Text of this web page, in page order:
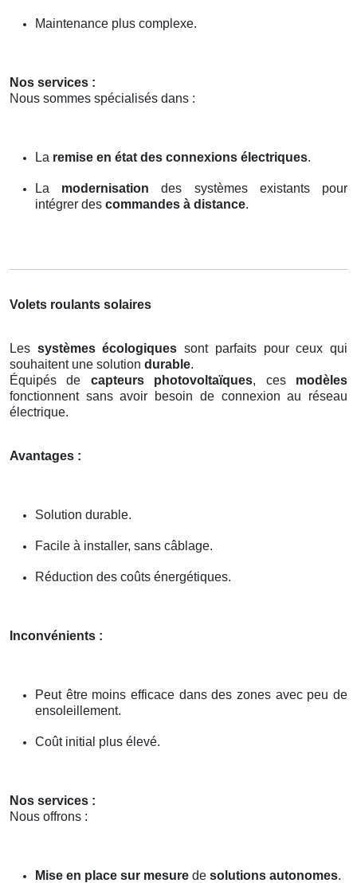
Maintenance plus complexe.
Nos services :
Nous sommes spécialisés dans :
La remise en état des connexions électriques.
La modernisation des systèmes existants pour
intégrer des commandes à distance.
Volets roulants solaires
Les systèmes écologiques sont parfaits pour ceux qui
souhaitent une solution durable.
Équipés de capteurs photovoltaïques, ces modèles
fonctionnent sans avoir besoin de connexion au réseau
électrique.
Avantages :
Solution durable.
Facile à installer, sans câblage.
Réduction des coûts énergétiques.
Inconvénients :
Peut être moins efficace dans des zones avec peu de
ensoleillement.
Coût initial plus élevé.
Nos services :
Nous offrons :
Mise en place sur mesure de solutions autonomes.